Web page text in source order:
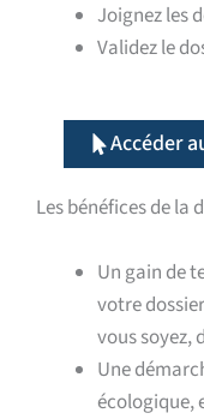
Joignez les
Validez le
Accéder
Les bénéfices de
Un gain de
votre
vous soyez,
Une
écologique,